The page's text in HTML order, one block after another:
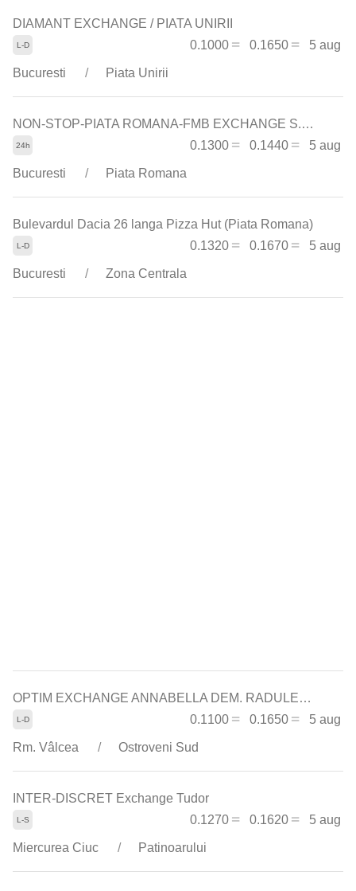
DIAMANT EXCHANGE / PIATA UNIRII
Bucuresti Piata Unirii
0.1000 0.1650 5 aug
NON-STOP-PIATA ROMANA-FMB EXCHANGE S.R.L
Bucuresti Piata Romana
0.1300 0.1440 5 aug
Bulevardul Dacia 26 langa Pizza Hut (Piata Romana)
Bucuresti Zona Centrala
0.1320 0.1670 5 aug
OPTIM EXCHANGE ANNABELLA DEM. RADULESCU
Rm. Vâlcea Ostroveni Sud
0.1100 0.1650 5 aug
INTER-DISCRET Exchange Tudor
Miercurea Ciuc Patinoarului
0.1270 0.1620 5 aug